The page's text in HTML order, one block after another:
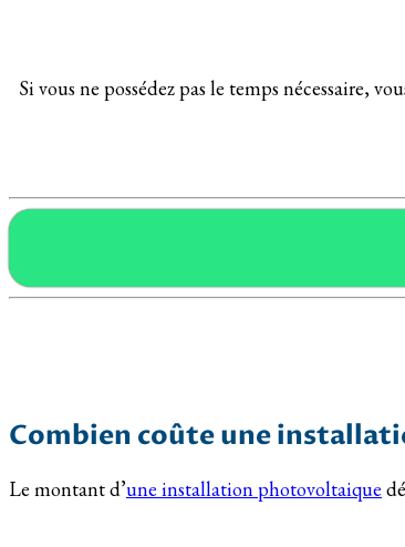
Si vous ne possédez pas le temps nécessaire,
Combien coûte une
Le montant d’une installation photovoltaique